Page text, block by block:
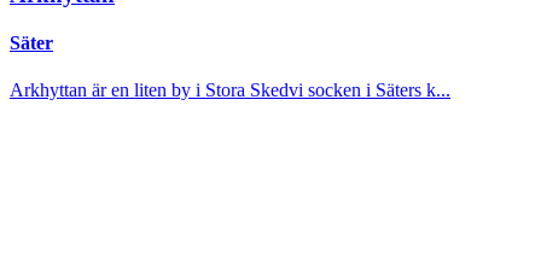
Säter
Arkhyttan är en liten by i Stora Skedvi socken i Säters k...